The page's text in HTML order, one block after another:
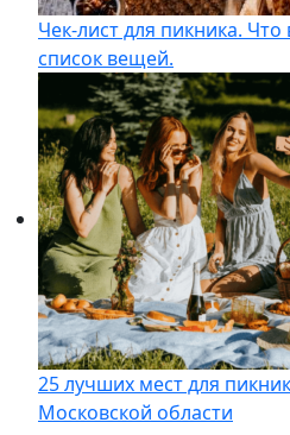
Чек-лист для пикника.
список вещей.
25 лучших мест для
Московской области